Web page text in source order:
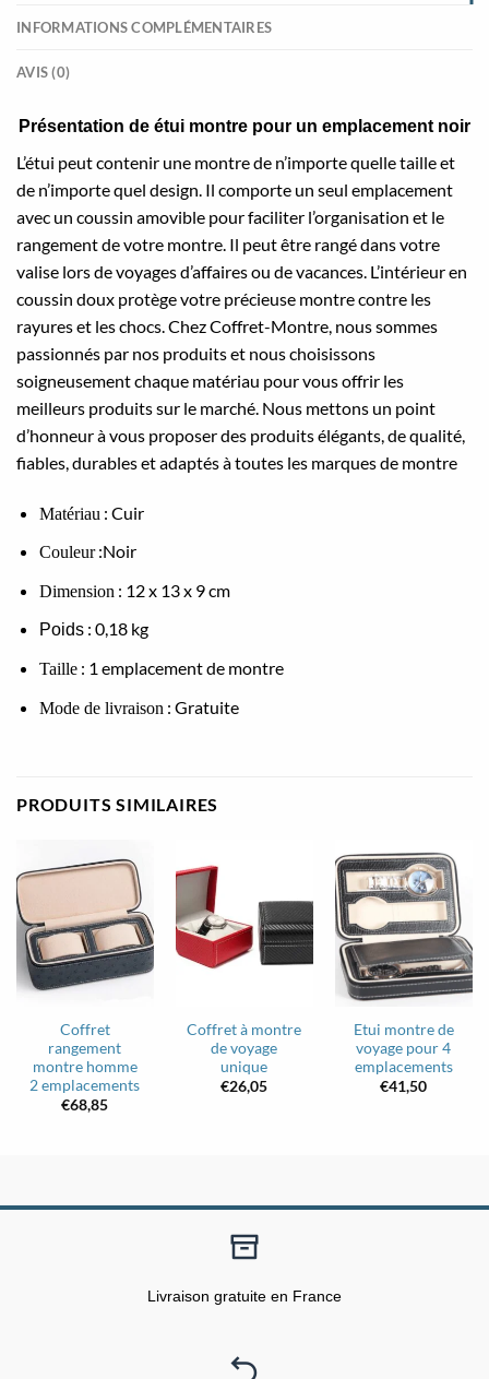
INFORMATIONS COMPLÉMENTAIRES
AVIS (0)
Présentation de étui montre pour un emplacement noir
L’étui peut contenir une montre de n’importe quelle taille et
de n’importe quel design. Il comporte un seul emplacement
avec un coussin amovible pour faciliter l’organisation et le
rangement de votre montre. Il peut être rangé dans votre
valise lors de voyages d’affaires ou de vacances. L’intérieur en
coussin doux protège votre précieuse montre contre les
rayures et les chocs. Chez Coffret-Montre, nous sommes
passionnés par nos produits et nous choisissons
soigneusement chaque matériau pour vous offrir les
meilleurs produits sur le marché. Nous mettons un point
d’honneur à vous proposer des produits élégants, de qualité,
fiables, durables et adaptés à toutes les marques de montre
Matériau : Cuir
Couleur:Noir
Dimension : 12 x 13 x 9 cm
Poids: 0,18 kg
Taille: 1 emplacement de montre
Mode de livraison : Gratuite
PRODUITS SIMILAIRES
Coffret
rangement
montre homme
2 emplacements
€68,85
Coffret à montre
de voyage
unique
€26,05
Etui montre de
voyage pour 4
emplacements
€41,50
Livraison gratuite en France